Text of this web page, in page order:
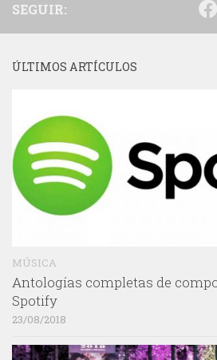
SEGUIR:
ÚLTIMOS ARTÍCULOS
MÚSICA
Antologías completas de
Spotify
23/08/2018